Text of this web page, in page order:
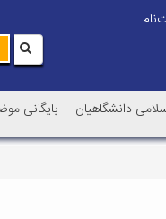
دانشگاهیان بایگانی